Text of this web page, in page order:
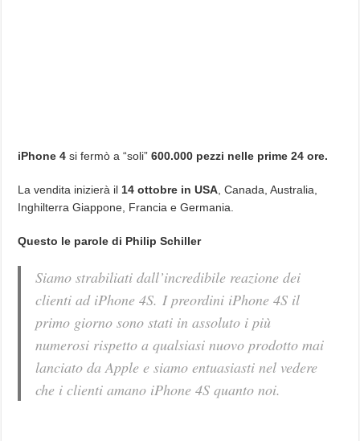
iPhone 4 si fermò a “soli”600.000 pezzi nelle prime 24 ore.
La vendita inizierà il 14 ottobre in USA , Canada, Australia,
Inghilterra Giappone, Francia e Germania.
Questo le parole di Philip Schiller
Siamo strabiliati dall’incredibile reazione dei
clienti ad iPhone 4S. I preordini iPhone 4S il
primo giorno sono stati in assoluto i più
numerosi rispetto a qualsiasi nuovo prodotto mai
lanciato da Apple e siamo entuasiasti nel vedere
che i clienti amano iPhone 4S quanto noi.